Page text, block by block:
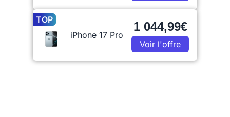
TOP
iPhone 17 Pro
1 044,99€
Voir l'offre